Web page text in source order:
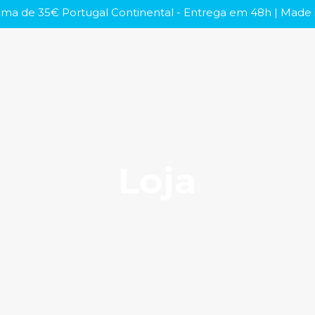
de 35€ Portugal Continental - Entrega em 48h |